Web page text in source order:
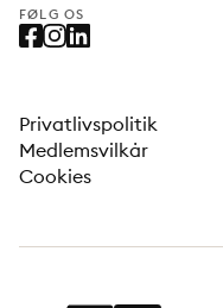
FØLG OS
Privatlivspolitik
Medlemsvilkår
Cookies